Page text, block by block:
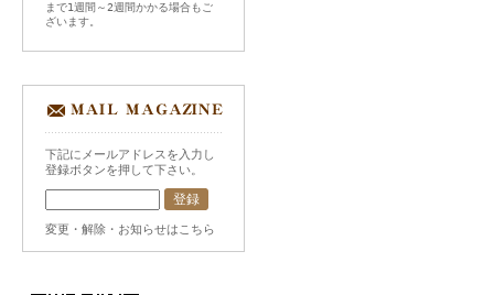
まで1週間～2週間かかる場合もご
ざいます。
下記にメールアドレスを入力し
登録ボタンを押して下さい。
変更・解除・お知らせはこちら